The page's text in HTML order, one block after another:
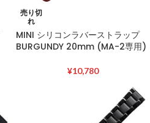
売り切
れ
MINI シリコンラバーストラップ
BURGUNDY 20mm (MA-2専用)
¥10,780